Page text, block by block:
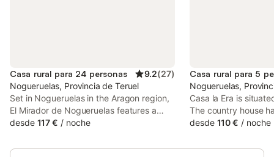
Casa rural para 24 personas 9.2(27)
Nogueruelas, Provincia de Teruel
Set in Nogueruelas in the Aragon region,
El Mirador de Nogueruelas features a
balcony. This country house offers
desde 117 € / noche
Casa rural para 5
Nogueruelas,
Casa la Era is
The country house
playground and a
desde 110 € / noche